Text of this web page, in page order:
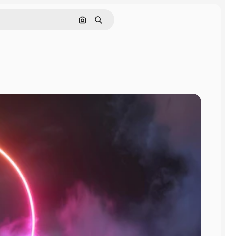
Søk etter bilde
Søk